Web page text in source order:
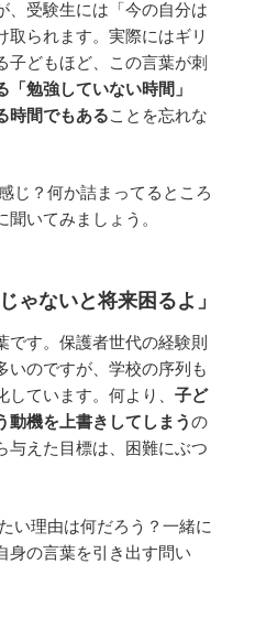
、受験生には「今の自分は
取られます。実際にはギリ
子どもほど、この言葉が刺
「勉強していない時間」
時間でもあることを忘れな
じ？何か詰まってるところ
いてみましょう。
ないと将来困るよ」
です。保護者世代の経験則
いのですが、学校の序列も
ています。何より、 子ど
動機を上書きしてしまうの
与えた目標は、困難にぶつ
い理由は何だろう？一緒に
身の言葉を引き出す問い